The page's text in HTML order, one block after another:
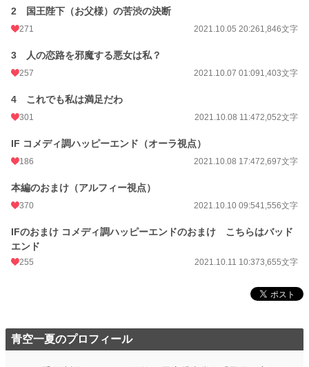
24h.ポイント 142 pt
文字数
更新日時 2021.10.11 10:37
初回公開日時
初回完結日時 2021.10.08 17:48
月間ポイント 5,066 pt (8,327 位)
2 国王陛下（お父様）の苦渋の決断
271 2021.10.05 20:261,846文字
3 人の恋路を邪魔する悪女は私？
257 2021.10.07 01:091,403文字
4 これでも私は満足だわ
301 2021.10.08 11:472,052文字
IF コメディ調ハッピーエンド（オーラ視点）
186 2021.10.08 17:472,697文字
本編のおまけ（アルフィー視点）
370 2021.10.10 09:541,556文字
IFのおまけ コメディ調ハッピーエンドのおまけ こちらはバッド
エンド
255 2021.10.11 10:373,655文字
青空一夏のプロフィール